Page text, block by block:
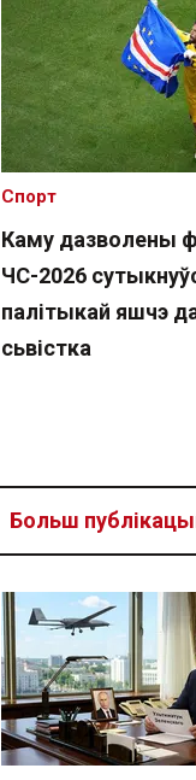
Каму дазволены
ЧС-2026
палітыкай яшчэ
сьвістка
Спорт
Больш